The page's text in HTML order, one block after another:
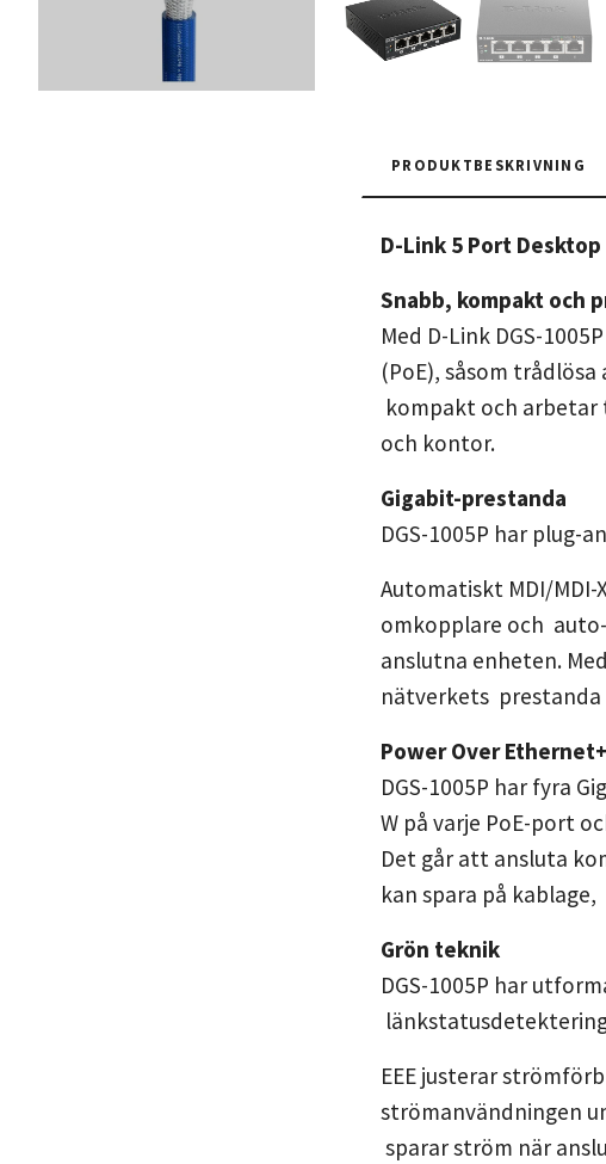
PRODUKTBESKRIVNING
D-Link 5 Port Desktop
Snabb, kompakt och
Med D-Link DGS-
(PoE), såsom
kompakt och arbetar
och kontor.
Gigabit-prestanda
DGS-1005P har
Automatiskt MDI/
omkopplare och
anslutna enheten.
nätverkets prestanda
Power Over Ethernet+
DGS-1005P har fyra
W på varje PoE-port
Det går att ansluta
kan spara på
Grön teknik
DGS-1005P har
EEE justerar
strömanvändningen
sparar ström när